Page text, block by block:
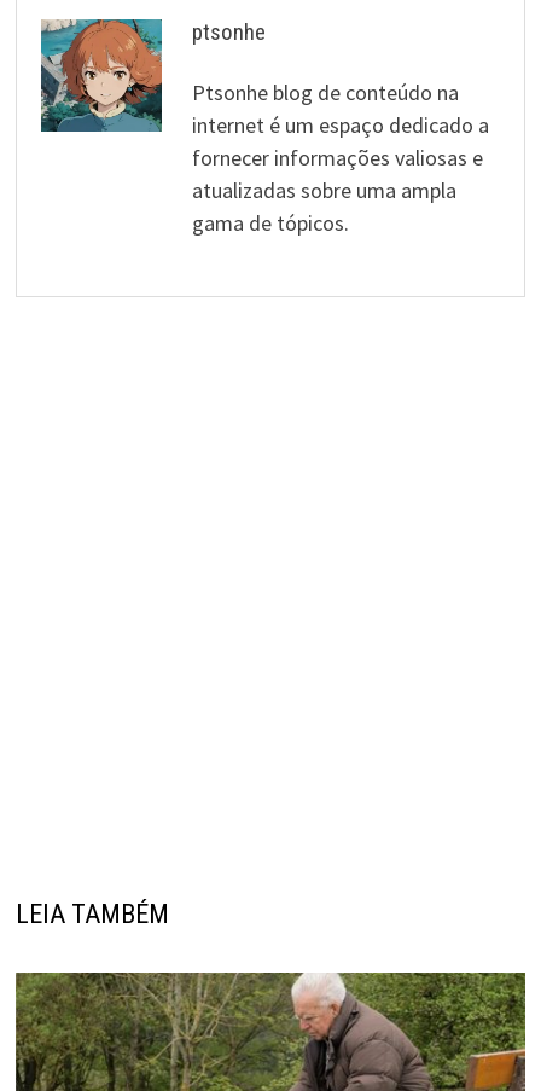
ptsonhe
Ptsonhe blog de conteúdo na
internet é um espaço dedicado a
fornecer informações valiosas e
atualizadas sobre uma ampla
gama de tópicos.
LEIA TAMBÉM